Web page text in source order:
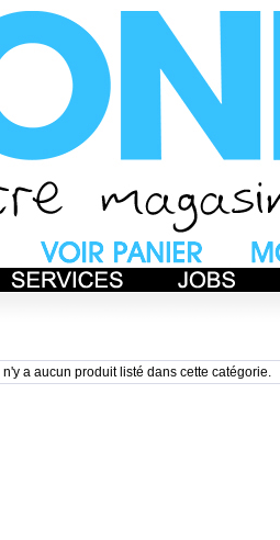
Il n'y a aucun produit listé dans cette catégorie.